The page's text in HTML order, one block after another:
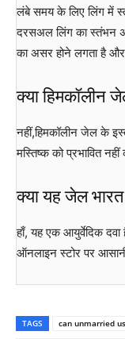
लंबे समय के लिए लिंग में
दरसअल लिंग का स्तंभन
का असर होने लगता है
क्या
नहीं,हिमकॉलीन जेल के
मस्तिष्क को प्रभावित
क्या यह जेल
हाँ, यह एक आयुर्वेदिक
ऑनलाइन स्टोर पर
TAGS can unmarried